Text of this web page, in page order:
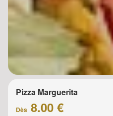
Pizza Marguerita
Dès 8.00 €